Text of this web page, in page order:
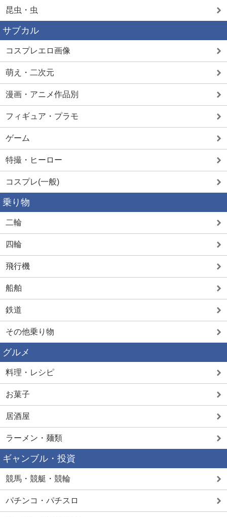
昆虫・虫
サブカル
コスプレエロ画像
萌え・二次元
漫画・アニメ作品別
フィギュア・プラモ
ゲーム
特撮・ヒーロー
コスプレ(一般)
乗り物
二輪
四輪
飛行機
船舶
鉄道
その他乗り物
グルメ
料理・レシピ
お菓子
居酒屋
ラーメン・麺類
ギャンブル・投資
競馬・競艇・競輪
パチンコ・パチスロ